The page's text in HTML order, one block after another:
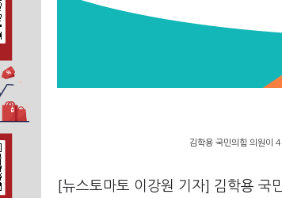
김학용 국민의힘 의원이
[뉴스토마토 이강원 기자] 김학용 국